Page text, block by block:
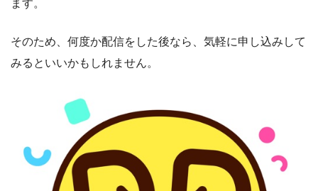
ます。
そのため、何度か配信をした後なら、気軽に申し込みして
みるといいかもしれません。